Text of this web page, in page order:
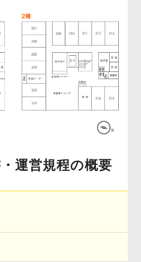
運営規程の概要